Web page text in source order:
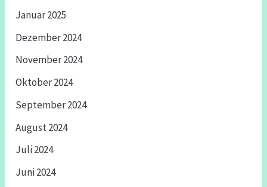
Januar 2025
Dezember 2024
November 2024
Oktober 2024
September 2024
August 2024
Juli 2024
Juni 2024